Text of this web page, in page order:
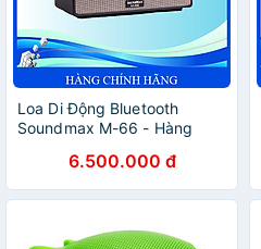
Loa Di Động Bluetooth
Soundmax M-66 - Hàng
6.500.000 đ